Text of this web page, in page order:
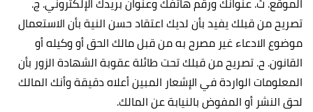
تصريح من قبلك يفيد بأن لديك اعتقاد حسن النية بأن الاستعمال
موضوع الادعاء غير مصرح به من قبل مالك الحق أو وكيله أو
القانون. ح‌. تصريح من قبلك تحت طائلة عقوبة الشهادة الزور بأن
المعلومات الواردة في الإشعار المبين أعلاه دقيقة وأنك المالك
لحق النشر أو المفوض بالنيابة عن المالك.